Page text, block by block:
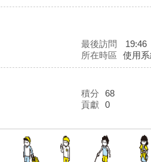
最後訪問
19:46
所在時區 使用
積分
68
貢獻 0